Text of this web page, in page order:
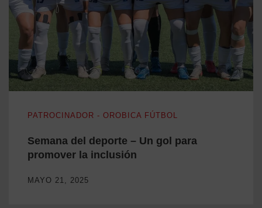
PATROCINADOR - OROBICA FÚTBOL
Semana del deporte – Un gol para
promover la inclusión
MAYO 21, 2025